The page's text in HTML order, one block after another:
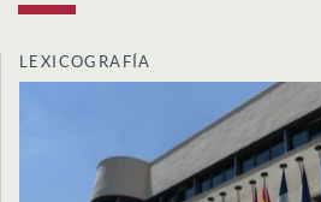
LEXICOGRAFÍA